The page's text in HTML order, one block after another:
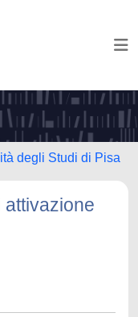
degli Studi di Pisa
attivazione